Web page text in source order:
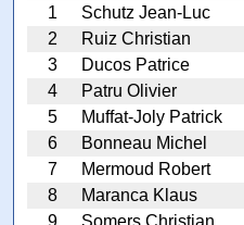
1
Schutz Jean-Luc
2
Ruiz Christian
3
Ducos Patrice
4
Patru Olivier
5
Muffat-Joly Patrick
6
Bonneau Michel
7
Mermoud Robert
8
Maranca Klaus